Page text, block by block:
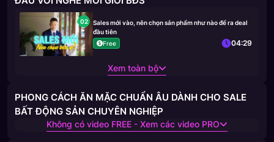
02
Sales mới vào, nên chọn sản phẩm như nào để ra deal
đầu tiên
Free
04:29
Xem toàn bộ
PHONG CÁCH ĂN MẶC CHUẨN ÂU DÀNH CHO SALE
BẤT ĐỘNG SẢN CHUYÊN NGHIỆP
Không có video FREE - Xem các video PRO